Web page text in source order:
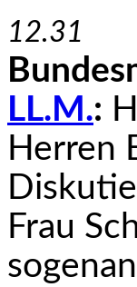
12.31
LL.M.:
Herren
Frau